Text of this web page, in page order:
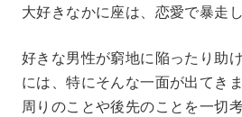
大好きなかに座は、恋愛で暴走
好きな男性が窮地に陥ったり助
には、特にそんな一面が出てきま
周りのことや後先のことを一切